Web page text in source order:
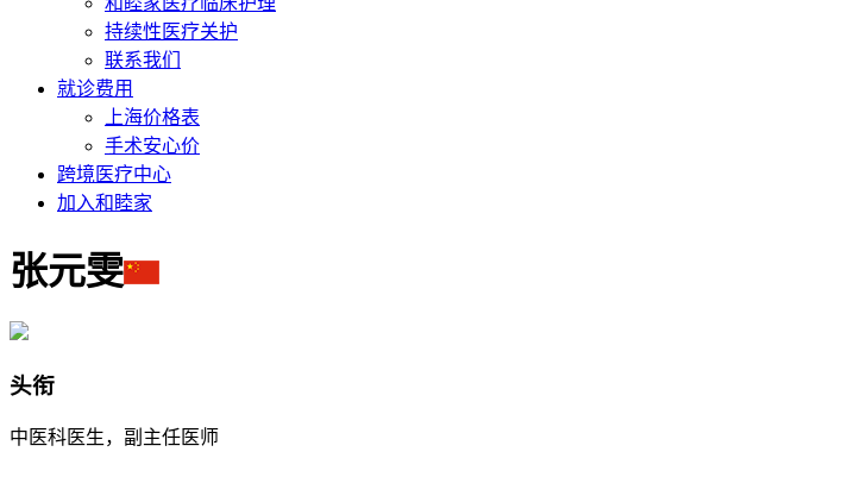
持续性医疗关护
联系我们
就诊费用
上海价格表
手术安心价
跨境医疗中心
加入和睦家
张元雯
头衔
中医科医生，副主任医师